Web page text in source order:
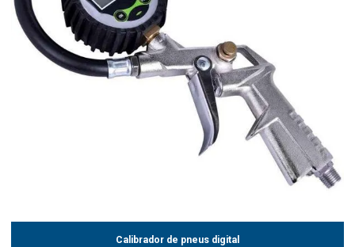
Calibrador de pneus digital